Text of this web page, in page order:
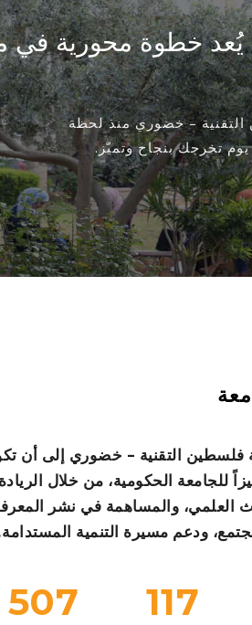
يُعد خطوة محورية
– خضوري منذ لحظة
تخرجك بنجاح وتميّز.
التقنية – خضوري إلى أن
للجامعة الحكومية، من خلال
العلمي، والمساهمة في نشر
ودعم مسيرة التنمية
507 117